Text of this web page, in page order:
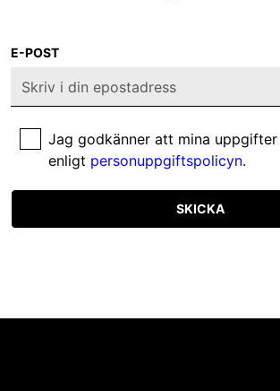
E-POST
Jag godkänner att mina uppgifter
enligt personuppgiftspolicyn.
SKICKA